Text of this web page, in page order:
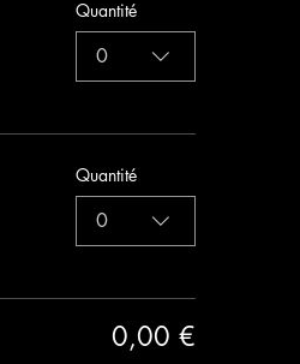
Quantité
0
Quantité
0
0,00 €